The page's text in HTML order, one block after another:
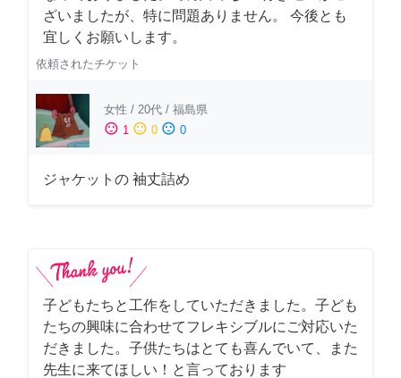
ざいましたが、特に問題ありません。 今後とも
宜しくお願いします。
依頼されたチケット
女性 / 20代 / 福島県
sentiment_satisfied 1 sentiment_neutral 0 sentiment_dissatisfied 0
ジャケットの 袖丈詰め
子どもたちと工作をしていただきました。子ども
たちの興味に合わせてフレキシブルにご対応いた
だきました。子供たちはとても喜んでいて、また
先生に来てほしい！と言っております